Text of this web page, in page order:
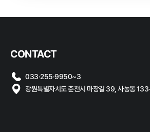
공지사항 채용공고
리
CONTACT
033·255·9950~3
강원특별자치도 춘천시 마장길 39, 사농동